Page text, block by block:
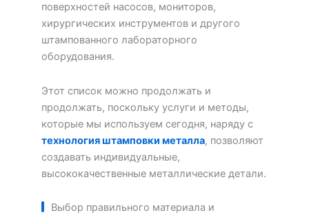
поверхностей насосов, мониторов,
хирургических инструментов и другого
штампованного лабораторного
оборудования.
Этот список можно продолжать и
продолжать, поскольку услуги и методы,
которые мы используем сегодня, наряду с
технология штамповки металла, позволяют
создавать индивидуальные,
высококачественные металлические детали.
Выбор правильного материала и